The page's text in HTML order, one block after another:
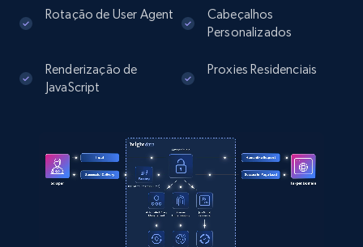
Instagram - Posts - Collects posts from a
specific URLs by using profile URL
comments, Date posted, Likes, Photos, and
more.
Zillow properties listing information
Zpid, City, State, HomeStatus, Address,
Rotação de User Agent
Cabeçalhos
Personalizados
Renderização de
JavaScript
Proxies Residenciais